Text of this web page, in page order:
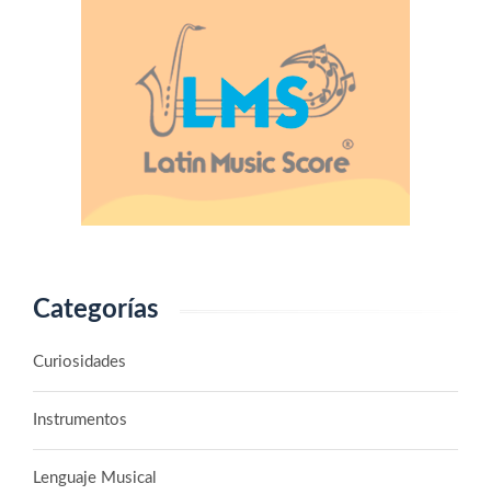
Categorías
Curiosidades
Instrumentos
Lenguaje Musical